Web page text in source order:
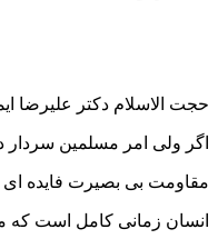
حجت الاسلام دکتر علیرضا
اگر ولی امر مسلمین سردار
مقاومت بی بصیرت فایده ای
انسان زمانی کامل است که